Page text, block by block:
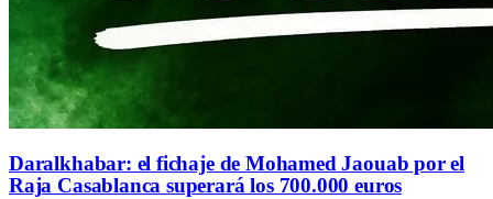
Daralkhabar: el fichaje de Mohamed Jaouab por el
Raja Casablanca superará los 700.000 euros